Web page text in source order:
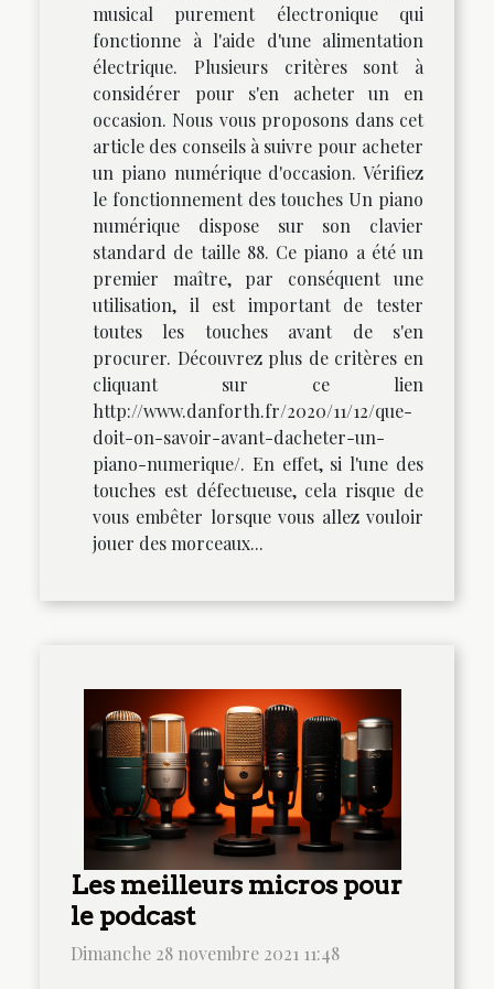
musical purement électronique qui
fonctionne à l'aide d'une alimentation
électrique. Plusieurs critères sont à
considérer pour s'en acheter un en
occasion. Nous vous proposons dans cet
article des conseils à suivre pour acheter
un piano numérique d'occasion. Vérifiez
le fonctionnement des touches Un piano
numérique dispose sur son clavier
standard de taille 88. Ce piano a été un
premier maître, par conséquent une
utilisation, il est important de tester
toutes les touches avant de s'en
procurer. Découvrez plus de critères en
cliquant sur ce lien
http://www.danforth.fr/2020/11/12/que-
doit-on-savoir-avant-dacheter-un-
piano-numerique/. En effet, si l'une des
touches est défectueuse, cela risque de
vous embêter lorsque vous allez vouloir
jouer des morceaux...
Les meilleurs micros pour
le podcast
Dimanche 28 novembre 2021 11:48